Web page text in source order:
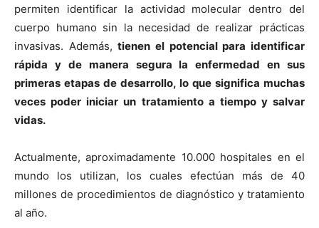
permiten identificar la actividad molecular dentro del
cuerpo humano sin la necesidad de realizar prácticas
invasivas. Además,tienen el potencial para identificar
rápida y de manera segura la enfermedad en sus
primeras etapas de desarrollo, lo que significa muchas
veces poder iniciar un tratamiento a tiempo y salvar
vidas.
Actualmente, aproximadamente 10.000 hospitales en el
mundo los utilizan, los cuales efectúan más de 40
millones de procedimientos de diagnóstico y tratamiento
al año.